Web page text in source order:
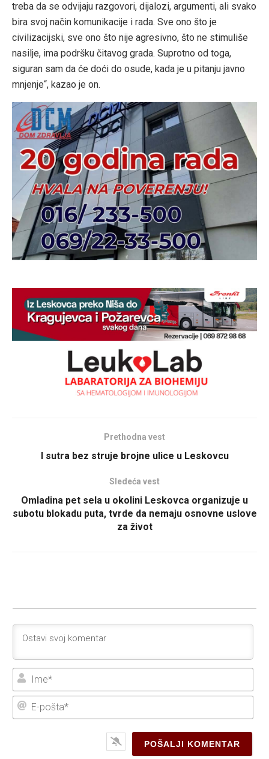
treba da se odvijaju razgovori, dijalozi, argumenti, ali svako
bira svoj način komunikacije i rada. Sve ono što je
civilizacijski, sve ono što nije agresivno, što ne stimuliše
nasilje, ima podršku čitavog grada. Suprotno od toga,
siguran sam da će doći do osude, kada je u pitanju javno
mnjenje“, kazao je on.
Prethodna vest
I sutra bez struje brojne ulice u Leskovcu
Sledeća vest
Omladina pet sela u okolini Leskovca organizuje u
subotu blokadu puta, tvrde da nemaju osnovne uslove
za život
E-